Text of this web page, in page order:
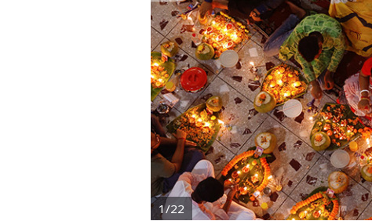
1/22